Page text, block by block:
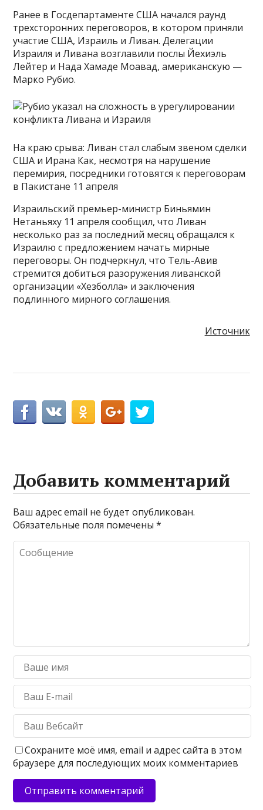
Ранее в Госдепартаменте США начался раунд
трехсторонних переговоров, в котором приняли
участие США, Израиль и Ливан. Делегации
Израиля и Ливана возглавили послы Йехиэль
Лейтер и Нада Хамаде Моавад, американскую —
Марко Рубио.
На краю срыва: Ливан стал слабым звеном сделки
США и Ирана Как, несмотря на нарушение
перемирия, посредники готовятся к переговорам
в Пакистане 11 апреля
Израильский премьер-министр Биньямин
Нетаньяху 11 апреля сообщил, что Ливан
несколько раз за последний месяц обращался к
Израилю с предложением начать мирные
переговоры. Он подчеркнул, что Тель-Авив
стремится добиться разоружения ливанской
организации «Хезболла» и заключения
подлинного мирного соглашения.
Источник
Добавить комментарий
Ваш адрес email не будет опубликован.
Обязательные поля помечены*
Сохраните моё имя, email и адрес сайта в этом
браузере для последующих моих комментариев